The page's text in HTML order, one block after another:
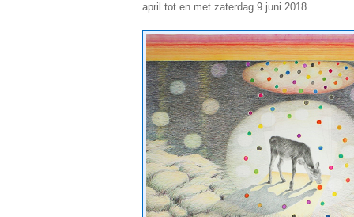
april tot en met zaterdag 9 juni 2018.